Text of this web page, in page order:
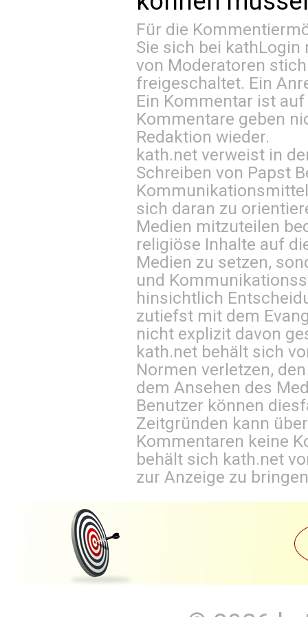
Für die
Sie sich bei kathLogin
von Moderatoren
freigeschaltet. Ein
Ein Kommentar ist
Kommentare geben
Redaktion wieder.
kath.net verweist in
Schreiben von Papst
sich daran zu
Medien mitzuteilen
religiöse Inhalte auf
Medien zu setzen,
und
hinsichtlich
zutiefst mit dem
nicht explizit davon
kath.net behält sich
Normen verletzen,
dem Ansehen des
Benutzer können
Zeitgründen kann
Kommentaren keine
behält sich kath.net
zur Anzeige zu